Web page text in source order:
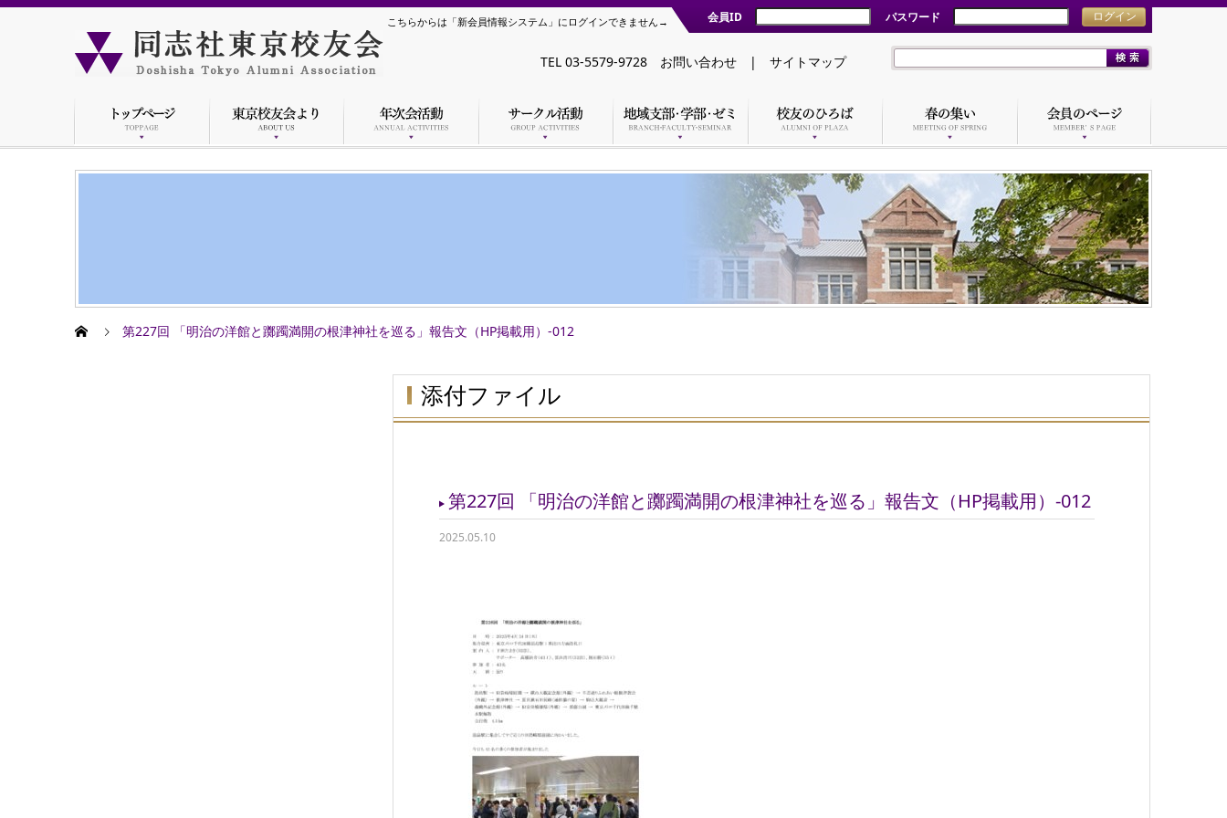
こちらからは「新会員情報システム」にログインできません→ 会員ID パスワード ログイン
TEL 03-5579-9728 お問い合わせ | サイトマップ
第227回 「明治の洋館と躑躅満開の根津神社を巡る」報告文（HP掲載用）-012
添付ファイル
第227回 「明治の洋館と躑躅満開の根津神社を巡る」報告文（HP掲載用）-012
2025.05.10